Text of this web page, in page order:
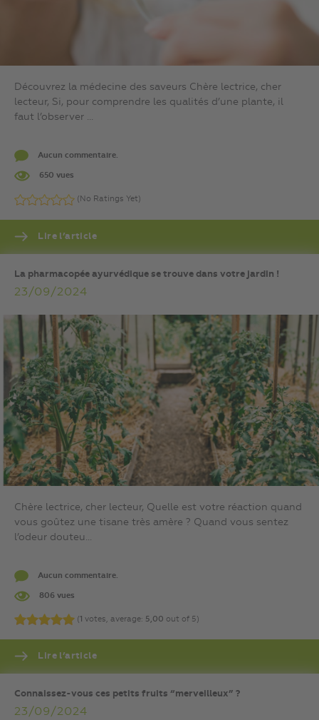
Découvrez la médecine des saveurs Chère lectrice, cher
lecteur, Si, pour comprendre les qualités d’une plante, il
faut l’observer ...
Aucun commentaire.
650 vues
(No Ratings Yet)
Lire l’article
La pharmacopée ayurvédique se trouve dans votre jardin !
23/09/2024
Chère lectrice, cher lecteur, Quelle est votre réaction quand
vous goûtez une tisane très amère ? Quand vous sentez
l’odeur douteu...
Aucun commentaire.
806 vues
(1 votes, average: 5,00 out of 5)
Lire l’article
Connaissez-vous ces petits fruits “merveilleux” ?
23/09/2024